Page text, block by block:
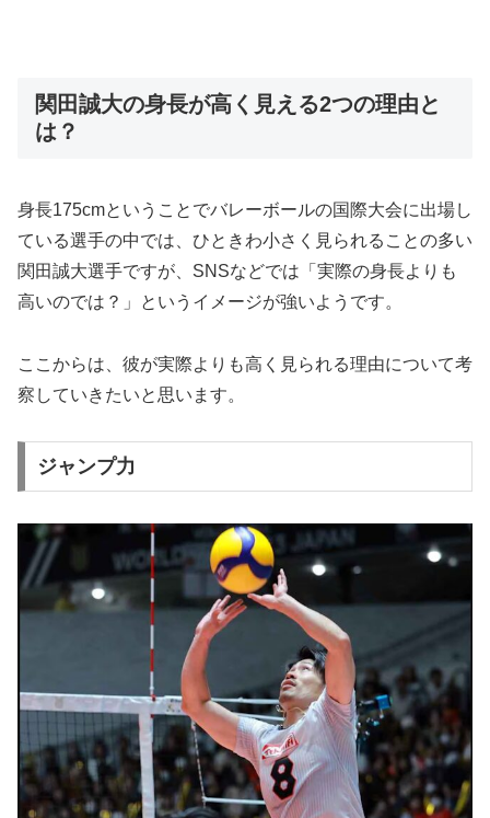
関田誠大の身長が高く見える2つの理由と
は？
身長175cmということでバレーボールの国際大会に出場し
ている選手の中では、ひときわ小さく見られることの多い
関田誠大選手ですが、SNSなどでは「実際の身長よりも
高いのでは？」というイメージが強いようです。
ここからは、彼が実際よりも高く見られる理由について考
察していきたいと思います。
ジャンプ力